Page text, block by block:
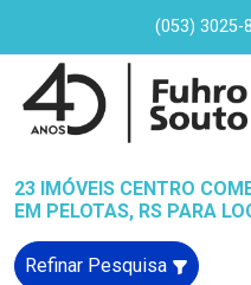
(053) 3025-
23 IMÓVEIS CENTRO
EM PELOTAS, RS PARA
Refinar Pesquisa